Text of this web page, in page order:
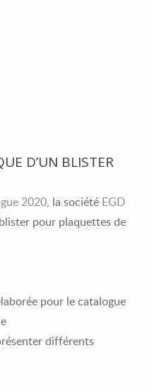
D’UN BLISTER
2020, la société EGD
pour plaquettes de
pour le catalogue
différents